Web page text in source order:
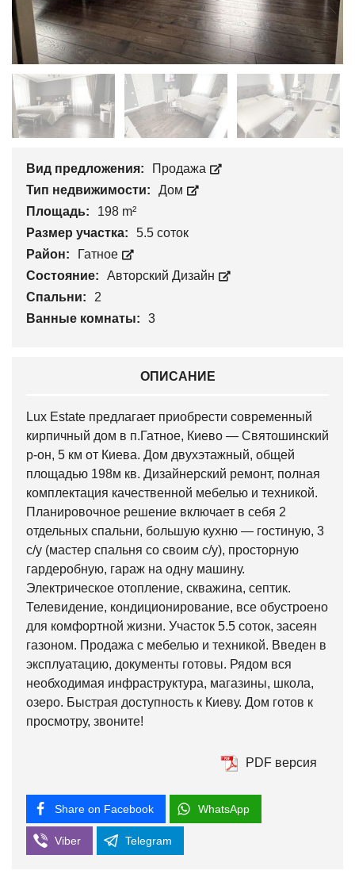
Вид предложения:
Продажа
Тип недвижимости:
Дом
Площадь:
198 m²
Размер участка:
5.5 соток
Район:
Гатное
Состояние:
Авторский Дизайн
Спальни:
2
Ванные комнаты:
3
ОПИСАНИЕ
Lux Estate предлагает приобрести современный
кирпичный дом в п.Гатное, Киево — Святошинский
р-он, 5 км от Киева. Дом двухэтажный, общей
площадью 198м кв. Дизайнерский ремонт, полная
комплектация качественной мебелью и техникой.
Планировочное решение включает в себя 2
отдельных спальни, большую кухню — гостиную, 3
с/у (мастер спальня со своим с/у), просторную
гардеробную, гараж на одну машину.
Электрическое отопление, скважина, септик.
Телевидение, кондиционирование, все обустроено
для комфортной жизни. Участок 5.5 соток, засеян
газоном. Продажа с мебелью и техникой. Введен в
эксплуатацию, документы готовы. Рядом вся
необходимая инфраструктура, магазины, школа,
озеро. Быстрая доступность к Киеву. Дом готов к
просмотру, звоните!
PDF версия
Share on Facebook WhatsApp
Viber Telegram